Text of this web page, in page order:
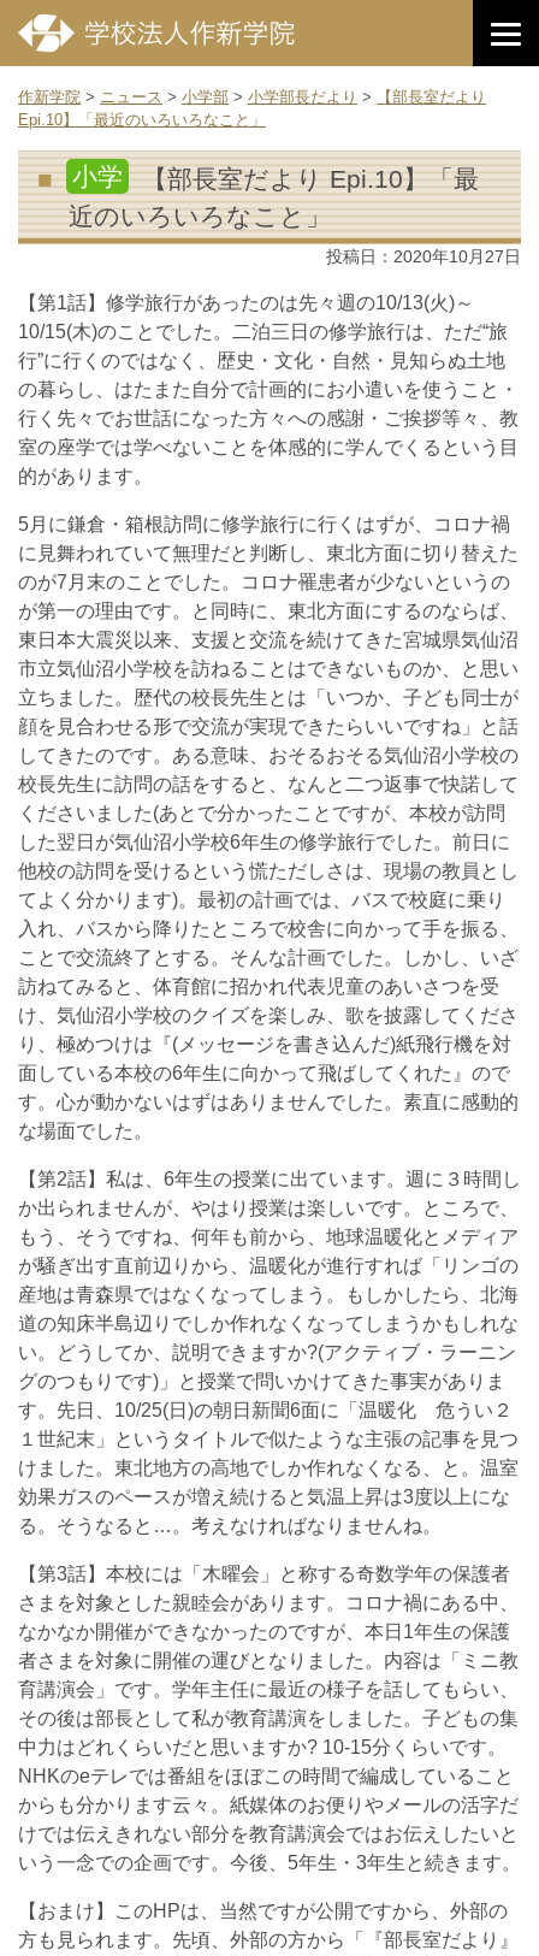
作新学院 > ニュース > 小学部 > 小学部長だより >
【部長室だより
Epi.10】「最近のいろいろなこと」
小学
【部長室だより Epi.10】「最
近のいろいろなこと」
投稿日： 2020年10月27日
【第1話】修学旅行があったのは先々週の10/13(火)～
10/15(木)のことでした。二泊三日の修学旅行は、ただ“旅
行”に行くのではなく、歴史・文化・自然・見知らぬ土地
の暮らし、はたまた自分で計画的にお小遣いを使うこと・
行く先々でお世話になった方々への感謝・ご挨拶等々、教
室の座学では学べないことを体感的に学んでくるという目
的があります。
5月に鎌倉・箱根訪問に修学旅行に行くはずが、コロナ禍
に見舞われていて無理だと判断し、東北方面に切り替えた
のが7月末のことでした。コロナ罹患者が少ないというの
が第一の理由です。と同時に、東北方面にするのならば、
東日本大震災以来、支援と交流を続けてきた宮城県気仙沼
市立気仙沼小学校を訪ねることはできないものか、と思い
立ちました。歴代の校長先生とは「いつか、子ども同士が
顔を見合わせる形で交流が実現できたらいいですね」と話
してきたのです。ある意味、おそるおそる気仙沼小学校の
校長先生に訪問の話をすると、なんと二つ返事で快諾して
くださいました(あとで分かったことですが、本校が訪問
した翌日が気仙沼小学校6年生の修学旅行でした。前日に
他校の訪問を受けるという慌ただしさは、現場の教員とし
てよく分かります)。最初の計画では、バスで校庭に乗り
入れ、バスから降りたところで校舎に向かって手を振る、
ことで交流終了とする。そんな計画でした。しかし、いざ
訪ねてみると、体育館に招かれ代表児童のあいさつを受
け、気仙沼小学校のクイズを楽しみ、歌を披露してくださ
り、極めつけは『(メッセージを書き込んだ)紙飛行機を対
面している本校の6年生に向かって飛ばしてくれた』ので
す。心が動かないはずはありませんでした。素直に感動的
な場面でした。
【第2話】私は、6年生の授業に出ています。週に３時間し
か出られませんが、やはり授業は楽しいです。ところで、
もう、そうですね、何年も前から、地球温暖化とメディア
が騒ぎ出す直前辺りから、温暖化が進行すれば「リンゴの
産地は青森県ではなくなってしまう。もしかしたら、北海
道の知床半島辺りでしか作れなくなってしまうかもしれな
い。どうしてか、説明できますか?(アクティブ・ラーニン
グのつもりです)」と授業で問いかけてきた事実がありま
す。先日、10/25(日)の朝日新聞6面に「温暖化 危うい２
１世紀末」というタイトルで似たような主張の記事を見つ
けました。東北地方の高地でしか作れなくなる、と。温室
効果ガスのペースが増え続けると気温上昇は3度以上にな
る。そうなると…。考えなければなりませんね。
【第3話】本校には「木曜会」と称する奇数学年の保護者
さまを対象とした親睦会があります。コロナ禍にある中、
なかなか開催ができなかったのですが、本日1年生の保護
者さまを対象に開催の運びとなりました。内容は「ミニ教
育講演会」です。学年主任に最近の様子を話してもらい、
その後は部長として私が教育講演をしました。子どもの集
中力はどれくらいだと思いますか? 10-15分くらいです。
NHKのeテレでは番組をほぼこの時間で編成していること
からも分かります云々。紙媒体のお便りやメールの活字だ
けでは伝えきれない部分を教育講演会ではお伝えしたいと
いう一念での企画です。今後、5年生・3年生と続きます。
【おまけ】このHPは、当然ですが公開ですから、外部の
方も見られます。先頃、外部の方から「『部長室だより』